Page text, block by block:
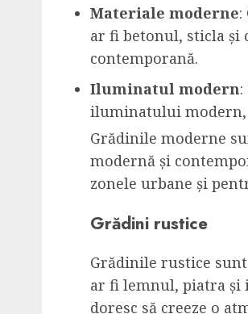
Materiale moderne:
ar fi betonul, sticla și
contemporană.
Iluminatul modern
iluminatului
Grădinile moderne
modernă și
zonele urbane și
Grădini rustice
Grădinile rustice
ar fi lemnul, piatra și
doresc să creeze o